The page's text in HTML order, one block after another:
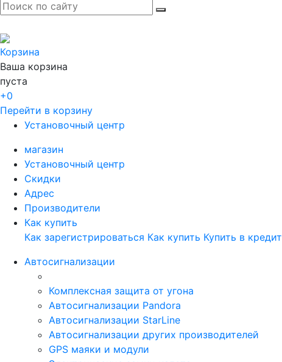
Корзина
Ваша корзина
пуста
+0
Перейти в корзину
Установочный центр
магазин
Установочный центр
Скидки
Адрес
Производители
Как купить
Как зарегистрироваться Как купить Купить в кредит
Автосигнализации
Комплексная защита от угона
Автосигнализации Pandora
Автосигнализации StarLine
Автосигнализации других производителей
GPS маяки и модули